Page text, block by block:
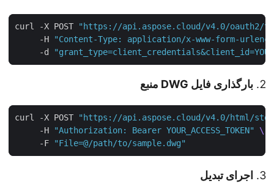
curl -X POST "https://api.aspose.cloud/v4.0/oauth2/
     -H
"Content-Type: application/x-www-form-
     -d
بارگذاری فایل DWG منبع
curl -X POST "https://api.aspose.cloud/v4.0/html/
     -H
"Authorization: Bearer YOUR_ACCESS_TOKEN"
     -F
"File=@/path/to/sample.dwg"
اجرای تبدیل